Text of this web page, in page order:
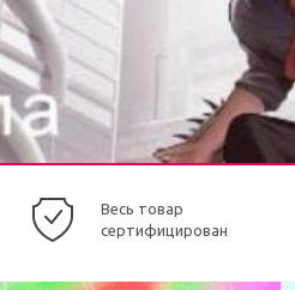
Весь товар
сертифицирован